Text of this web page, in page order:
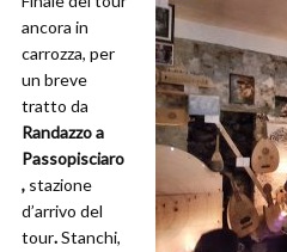
ancora in
carrozza, per
un breve
tratto da
Randazzo a
Passopisciaro
, stazione
d’arrivo del
tour.Stanchi,